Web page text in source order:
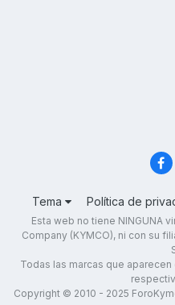
Tema Política de
Esta web no tiene NINGUNA
Company (KYMCO), ni con su
Todas las marcas que
Copyright © 2010 - 2025